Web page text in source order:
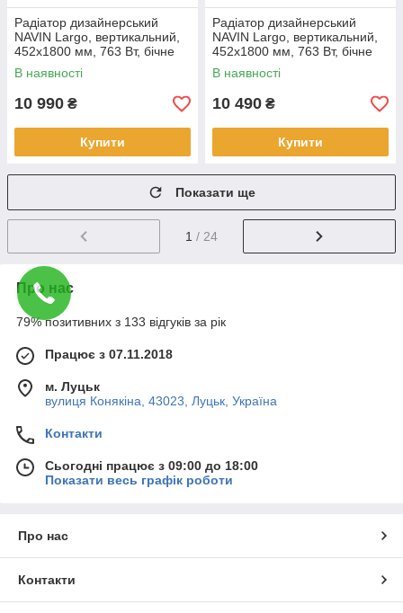
Радіатор дизайнерський
NAVIN Largo, вертикальний,
452x1800 мм, 763 Вт, бічне
підключення, чорний муар
В наявності
10 990 ₴
Купити
Радіатор дизайнерський
NAVIN Largo, вертикальний,
452x1800 мм, 763 Вт, бічне
підключення, білий
В наявності
10 490 ₴
Купити
Показати ще
1 / 24
Про нас
79% позитивних з 133 відгуків за рік
Працює з 07.11.2018
м. Луцьк
вулиця Конякіна, 43023, Луцьк, Україна
Контакти
Сьогодні працює з 09:00 до 18:00
Показати весь графік роботи
Про нас
Контакти